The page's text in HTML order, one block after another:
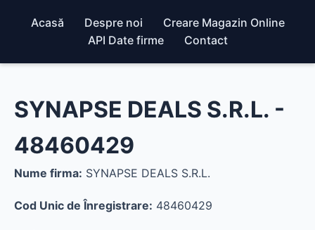
Acasă Despre noi
Creare Magazin Online
API Date firme
Contact
SYNAPSE DEALS S.R.L. -
48460429
Nume firma: SYNAPSE DEALS S.R.L.
Cod Unic de Înregistrare: 48460429